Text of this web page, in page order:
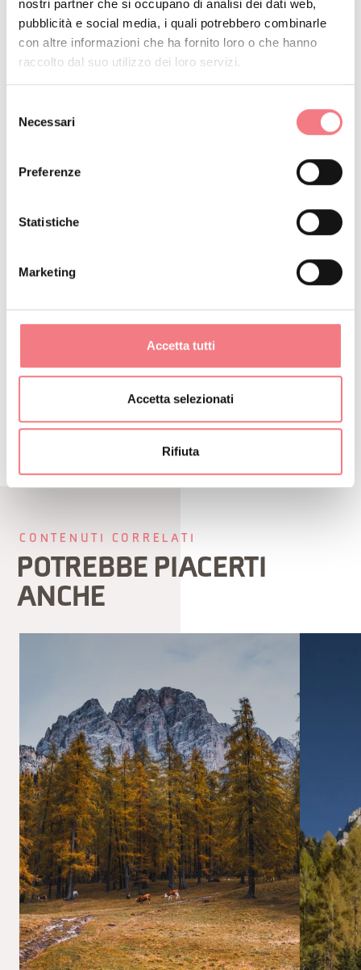
nostri partner che si occupano di analisi dei dati web,
pubblicità e social media, i quali potrebbero combinarle
con altre informazioni che ha fornito loro o che hanno
raccolto dal suo utilizzo dei loro servizi.
delNecessari
Preferenze
Statistiche
Marketing
Accetta tutti
Accetta selezionati
Rifiuta
Vista la presenza di boschi misti e
faggi secolari, questo itinerario è
particolarmente consigliato in
autunno per ammirare uno
DETTAGLIO
ITINERARIO
CONTENUTI CORRELATI
POTREBBE PIACERTI
ANCHE